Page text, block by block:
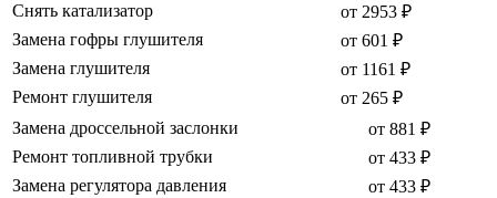
Снять катализатор
от 2953 ₽
Замена гофры глушителя
от 601 ₽
Замена глушителя
от 1161 ₽
Ремонт глушителя
от 265 ₽
Замена дроссельной заслонки
от 881 ₽
Ремонт топливной трубки
от 433 ₽
Замена регулятора давления
от 433 ₽